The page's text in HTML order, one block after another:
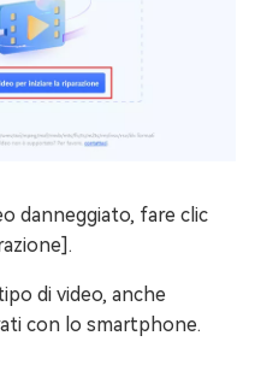
danneggiato, fare clic
di video, anche
con lo smartphone.